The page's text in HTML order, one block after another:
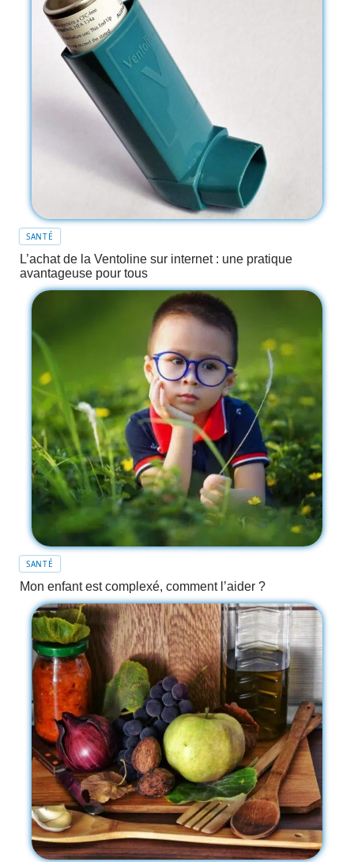
SANTÉ
L’achat de la Ventoline sur internet : une pratique
avantageuse pour tous
SANTÉ
Mon enfant est complexé, comment l’aider ?